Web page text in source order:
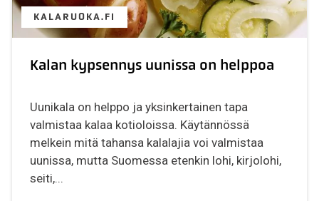
KALARUOKA.FI
Kalan kypsennys uunissa on helppoa
Uunikala on helppo ja yksinkertainen tapa
valmistaa kalaa kotioloissa. Käytännössä
melkein mitä tahansa kalalajia voi valmistaa
uunissa, mutta Suomessa etenkin lohi, kirjolohi,
seiti,...